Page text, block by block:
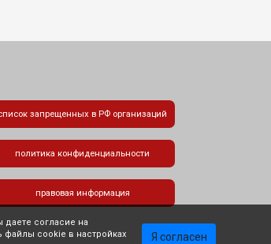
запрещенных в РФ организаций
политика конфиденциальности
правовая информация
согласие на
файлы cookie в настройках
Я согласен